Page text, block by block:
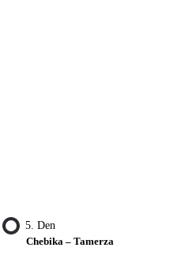
5. Den
Chebika – Tamerza